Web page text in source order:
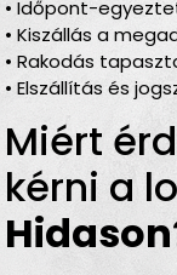
• Időpont-
• Kiszállás a
• Rakodás
• Elszállítás és
Miért
kérni a
Hidason